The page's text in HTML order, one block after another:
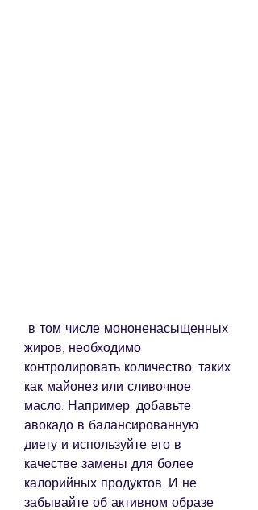
жиров, необходимо
контролировать количество, таких
как майонез или сливочное
масло. Например, добавьте
авокадо в балансированную
диету и используйте его в
качестве замены для более
калорийных продуктов. И не
забывайте об активном образе